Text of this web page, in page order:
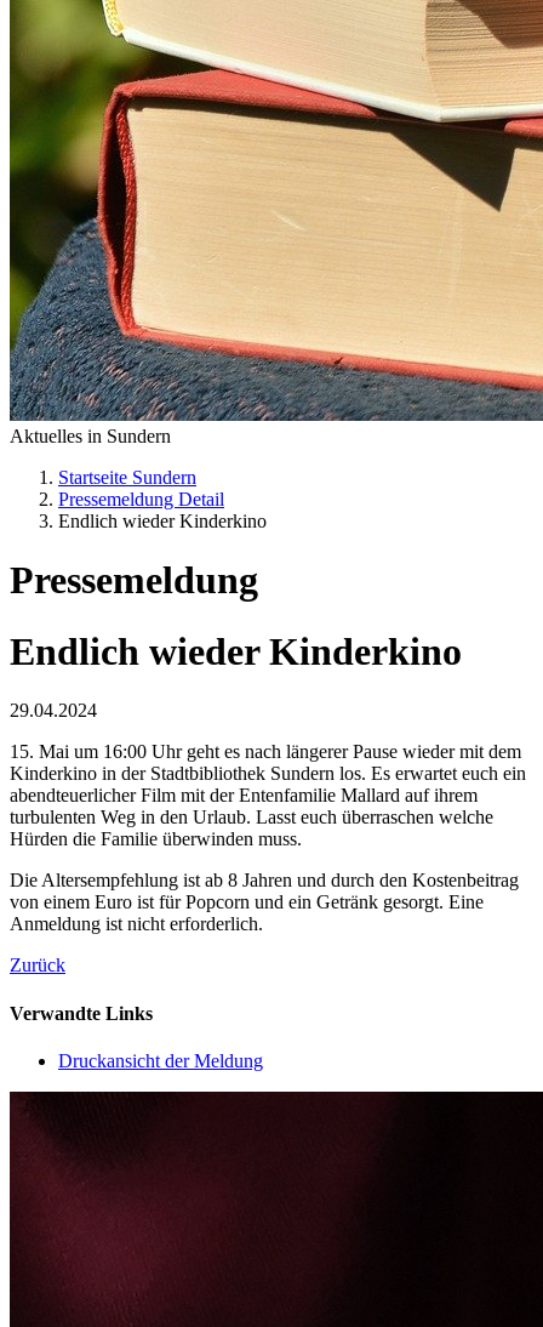
Aktuelles in Sundern
Startseite Sundern
Pressemeldung Detail
Endlich wieder Kinderkino
Pressemeldung
Endlich wieder Kinderkino
29.04.2024
15. Mai um 16:00 Uhr geht es nach längerer Pause wieder mit dem
Kinderkino in der Stadtbibliothek Sundern los. Es erwartet euch ein
abendteuerlicher Film mit der Entenfamilie Mallard auf ihrem
turbulenten Weg in den Urlaub. Lasst euch überraschen welche
Hürden die Familie überwinden muss.
Die Altersempfehlung ist ab 8 Jahren und durch den Kostenbeitrag
von einem Euro ist für Popcorn und ein Getränk gesorgt. Eine
Anmeldung ist nicht erforderlich.
Zurück
Verwandte Links
Druckansicht der Meldung